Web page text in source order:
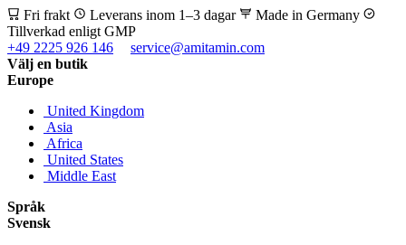
Fri frakt Leverans inom 1–3 dagar
Made in Germany
Tillverkad enligt GMP
+49 2225 926 146
service@amitamin.com
Välj en butik
Europe
United Kingdom
Asia
Africa
United States
Middle East
Språk
Svensk